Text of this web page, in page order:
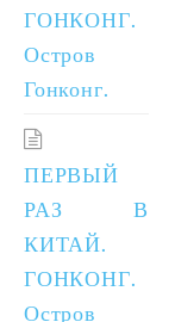
ГОНКОНГ.
Остров
Гонконг.
ПЕРВЫЙ
РАЗ В
КИТАЙ.
ГОНКОНГ.
Остров